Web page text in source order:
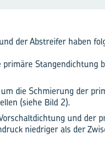
der Abstreifer haben
Stangendichtung
die Schmierung der
(siehe Bild 2).
und der
niedriger als der